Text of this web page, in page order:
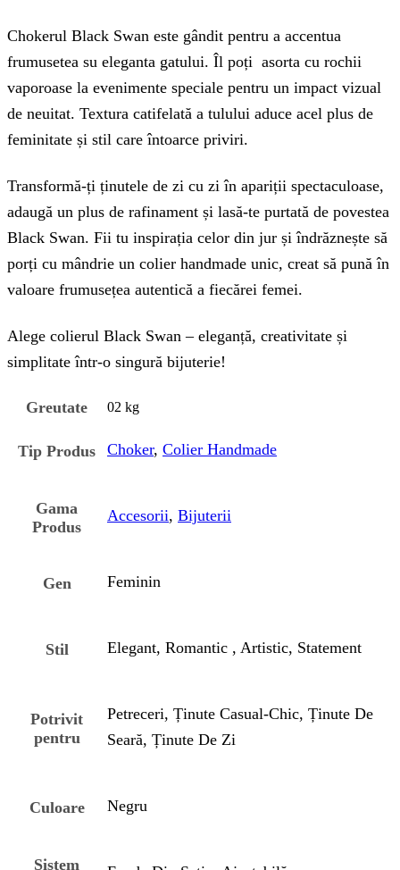
Chokerul Black Swan este gândit pentru a accentua
frumusetea su eleganta gatului. Îl poți asorta cu rochii
vaporoase la evenimente speciale pentru un impact vizual
de neuitat. Textura catifelată a tulului aduce acel plus de
feminitate și stil care întoarce priviri.
Transformă-ți ținutele de zi cu zi în apariții spectaculoase,
adaugă un plus de rafinament și lasă-te purtată de povestea
Black Swan. Fii tu inspirația celor din jur și îndrăznește să
porți cu mândrie un colier handmade unic, creat să pună în
valoare frumusețea autentică a fiecărei femei.
Alege colierul Black Swan – eleganță, creativitate și
simplitate într-o singură bijuterie!
Greutate 02 kg
Tip Produs Choker, Colier Handmade
Gama
Produs
Accesorii, Bijuterii
Gen Feminin
Stil Elegant, Romantic , Artistic, Statement
Potrivit
pentru
Petreceri, Ținute Casual-Chic, Ținute De
Seară, Ținute De Zi
Culoare Negru
Sistem